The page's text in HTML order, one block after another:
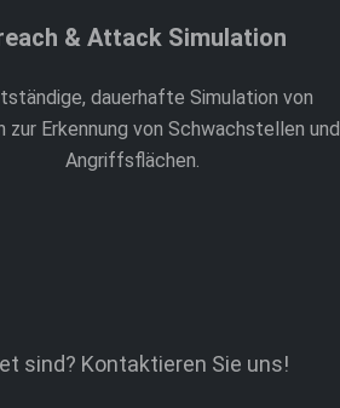
& Attack Simulation
dauerhafte Simulation von
zur Erkennung von Schwachstellen und
Angriffsflächen.
sind? Kontaktieren Sie uns!